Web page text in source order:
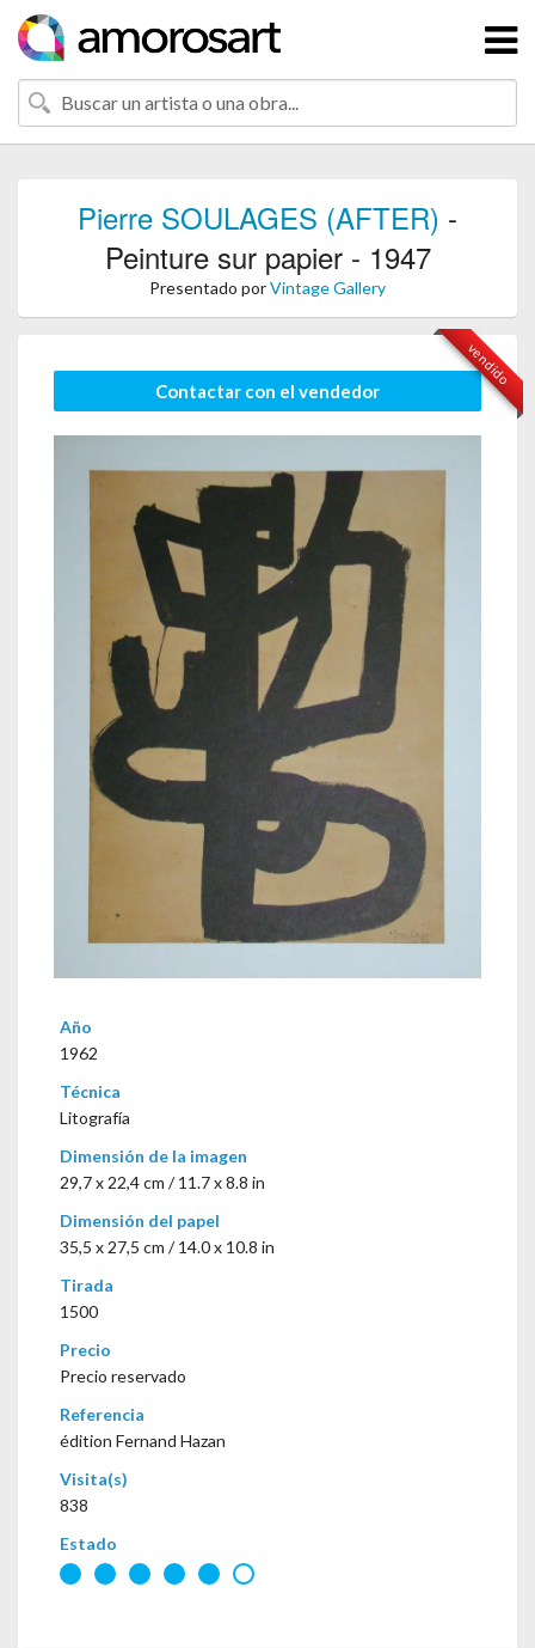
Pierre SOULAGES (AFTER) -
Peinture sur papier - 1947
Presentado porVintage Gallery
vendido
Contactar con el vendedor
Año
1962
Técnica
Litografía
Dimensión de la imagen
29,7 x 22,4 cm / 11.7 x 8.8 in
Dimensión del papel
35,5 x 27,5 cm / 14.0 x 10.8 in
Tirada
1500
Precio
Precio reservado
Referencia
édition Fernand Hazan
Visita(s)
838
Estado